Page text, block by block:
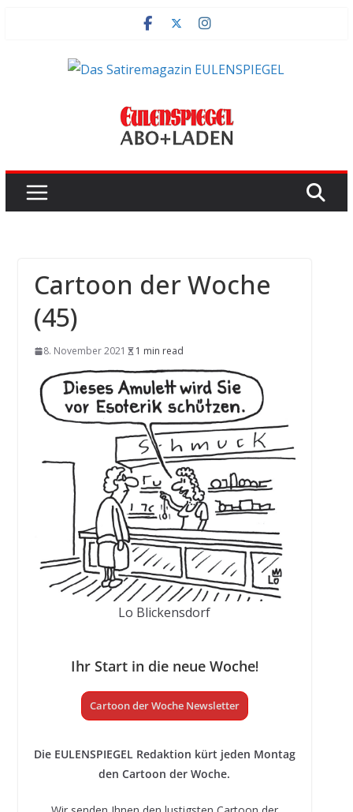
Cartoon der Woche
(45)
8. November 2021 1 min read
Lo Blickensdorf
Ihr Start in die neue Woche!
Cartoon der Woche Newsletter
Die EULENSPIEGEL Redaktion kürt jeden Montag
den Cartoon der Woche.